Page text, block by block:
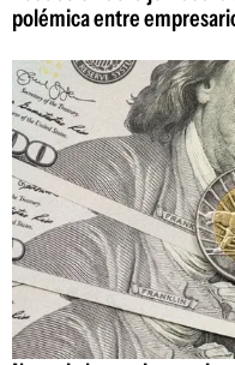
polémica entre